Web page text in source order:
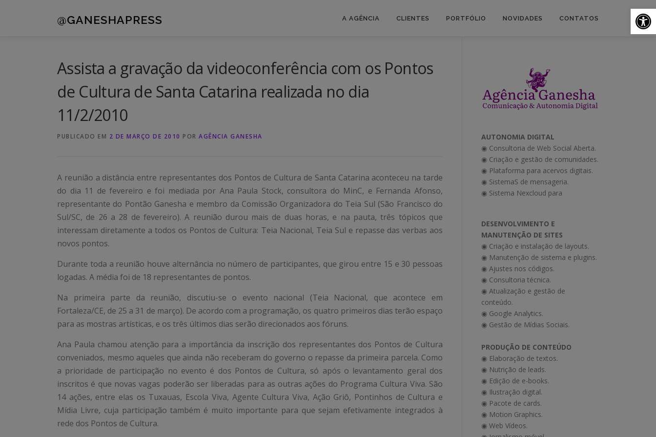
@GANESHAPRESS A AGÊNCIA CLIENTES PORTFÓLIO NOVIDADES CONTATOS
Assista a gravação da videoconferência com os Pontos
de Cultura de Santa Catarina realizada no dia
11/2/2010
PUBLICADO EM 2 DE MARÇO DE 2010 POR AGÊNCIA GANESHA
A reunião a distância entre representantes dos Pontos de Cultura de Santa Catarina aconteceu na tarde
do dia 11 de fevereiro e foi mediada por Ana Paula Stock, consultora do MinC, e Fernanda Afonso,
representante do Pontão Ganesha e membro da Comissão Organizadora do Teia Sul (São Francisco do
Sul/SC, de 26 a 28 de fevereiro). A reunião durou mais de duas horas, e na pauta, três tópicos que
interessam diretamente a todos os Pontos de Cultura: Teia Nacional, Teia Sul e repasse das verbas aos
novos pontos.
Durante toda a reunião houve alternância no número de participantes, que girou entre 15 e 30 pessoas
logadas. A média foi de 18 representantes de pontos.
Na primeira parte da reunião, discutiu-se o evento nacional (Teia Nacional, que acontece em
Fortaleza/CE, de 25 a 31 de março). De acordo com a programação, os quatro primeiros dias terão espaço
para as mostras artísticas, e os três últimos dias serão direcionados aos fóruns.
Ana Paula chamou atenção para a importância da inscrição dos representantes dos Pontos de Cultura
conveniados, mesmo aqueles que ainda não receberam do governo o repasse da primeira parcela. Como
a prioridade de participação no evento é dos Pontos de Cultura, só após o levantamento geral dos
inscritos é que novas vagas poderão ser liberadas para as outras ações do Programa Cultura Viva. São
14 ações, entre elas os Tuxauas, Escola Viva, Agente Cultura Viva, Ação Griô, Pontinhos de Cultura e
Mídia Livre, cuja participação também é muito importante para que sejam efetivamente integrados à
rede dos Pontos de Cultura.
AUTONOMIA DIGITAL
◉ Consultoria de Web Social Aberta.
◉ Criação e gestão de comunidades.
◉ Plataforma para acervos digitais.
◉ SistemaS de mensageria.
◉ Sistema Nexcloud para
DESENVOLVIMENTO E
MANUTENÇÃO DE SITES
◉ Criação e instalação de layouts.
◉ Manutenção de sistema e plugins.
◉ Ajustes nos códigos.
◉ Consultoria técnica.
◉ Atualização e gestão de
conteúdo.
◉ Google Analytics.
◉ Gestão de Mídias Sociais.
PRODUÇÃO DE CONTEÚDO
◉ Elaboração de textos.
◉ Nutrição de leads.
◉ Edição de e-books.
◉ Ilustração digital.
◉ Pacote de cards.
◉ Motion Graphics.
◉ Web Vídeos.